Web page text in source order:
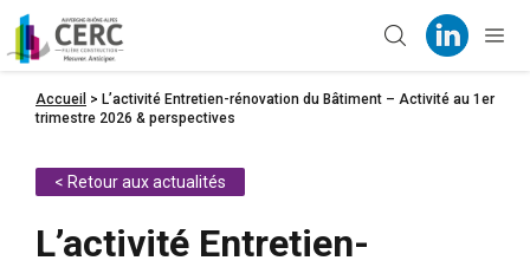
Accueil > L’activité Entretien-rénovation du Bâtiment – Activité au 1er
trimestre 2026 & perspectives
< Retour aux actualités
L’activité Entretien-
Panneau de gestion des cookies